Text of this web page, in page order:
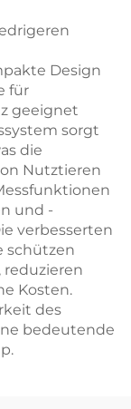
Design
für
geeignet
sorgt
die
Nutztieren
und -
verbesserten
schützen
reduzieren
Kosten.
des
bedeutende